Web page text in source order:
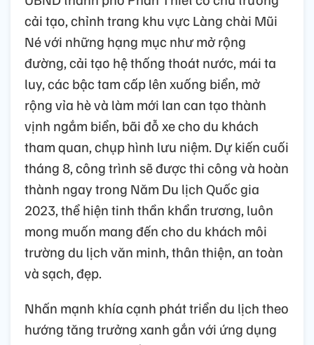
cải tạo, chỉnh trang khu vực Làng chài Mũi
Né với những hạng mục như mở rộng
đường, cải tạo hệ thống thoát nước, mái ta
luy, các bậc tam cấp lên xuống biển, mở
rộng vỉa hè và làm mới lan can tạo thành
vịnh ngắm biển, bãi đỗ xe cho du khách
tham quan, chụp hình lưu niệm. Dự kiến cuối
tháng 8, công trình sẽ được thi công và hoàn
thành ngay trong Năm Du lịch Quốc gia
2023, thể hiện tinh thần khẩn trương, luôn
mong muốn mang đến cho du khách môi
trường du lịch văn minh, thân thiện, an toàn
và sạch, đẹp.
Nhấn mạnh khía cạnh phát triển du lịch theo
hướng tăng trưởng xanh gắn với ứng dụng